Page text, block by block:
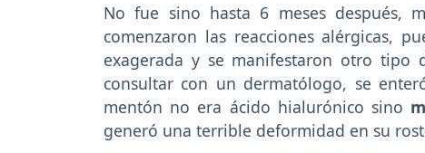
No fue sino hasta 6 meses después,
comenzaron las reacciones alérgicas,
exagerada y se manifestaron otro tipo
consultar con un dermatólogo, se
mentón no era ácido hialurónico sino
generó una terrible deformidad en su